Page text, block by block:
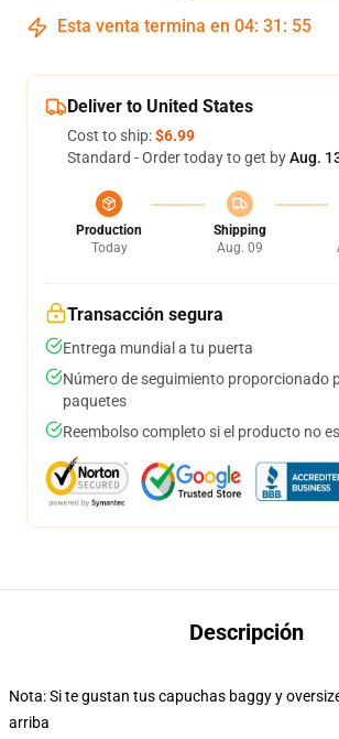
Esta venta termina en 04: 31 : 54
Deliver to United States
Cost to ship:$6.99
Standard - Order today to get byAug.
Production
Today
Shipping
Aug. 09
Transacción segura
Entrega mundial a tu puerta
Número de seguimiento proporcionado
paquetes
Reembolso completo si el producto no
Descripción
Nota: Si te gustan tus capuchas baggy y
arriba